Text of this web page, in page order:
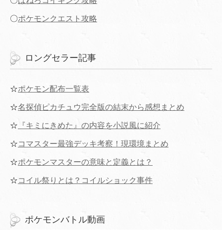
〇ポケモンクエスト攻略
ロングセラー記事
☆ポケモン配布一覧表
☆名探偵ピカチュウ完全版の結末から感想まとめ
☆ 『キミにきめた』の内容を小説風に紹介
☆コマスター最強デッキ考察！現環境まとめ
☆ポケモンマスターの意味と定義とは？
☆コイル祭りとは？コイルショック事件
ポケモンバトル動画